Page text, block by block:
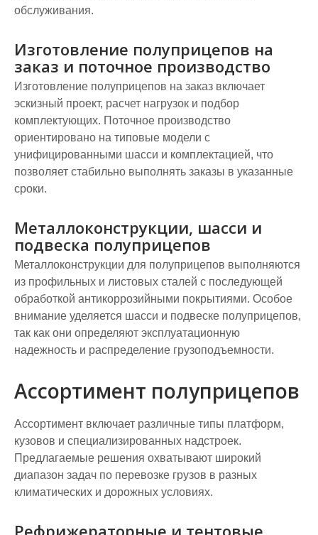
обслуживания.
Изготовление полуприцепов на
заказ и поточное производство
Изготовление полуприцепов на заказ включает
эскизный проект, расчет нагрузок и подбор
комплектующих. Поточное производство
ориентировано на типовые модели с
унифицированными шасси и комплектацией, что
позволяет стабильно выполнять заказы в указанные
сроки.
Металлоконструкции, шасси и
подвеска полуприцепов
Металлоконструкции для полуприцепов выполняются
из профильных и листовых сталей с последующей
обработкой антикоррозийными покрытиями. Особое
внимание уделяется шасси и подвеске полуприцепов,
так как они определяют эксплуатационную
надежность и распределение грузоподъемности.
Ассортимент полуприцепов
Ассортимент включает различные типы платформ,
кузовов и специализированных надстроек.
Предлагаемые решения охватывают широкий
диапазон задач по перевозке грузов в разных
климатических и дорожных условиях.
Рефрижераторные и тентовые